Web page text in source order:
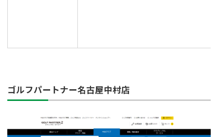
ゴルフパートナー名古屋中村店